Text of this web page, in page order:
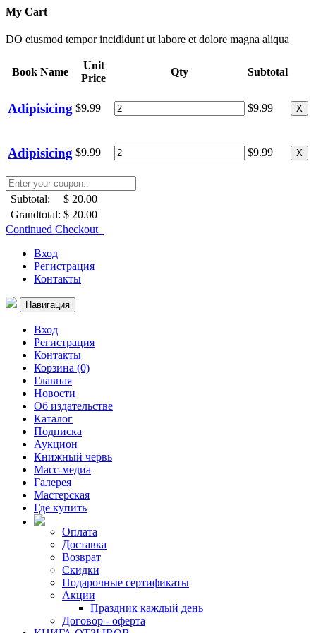
My Cart
DO eiusmod tempor incididunt ut labore et dolore magna aliqua
Book Name
Unit
Price
Qty Subtotal
Adipisicing $9.99 $9.99 X
Adipisicing $9.99 $9.99 X
Subtotal:
$ 20.00
Grandtotal: $ 20.00
Continued Checkout
Вход
Регистрация
Контакты
Навигация
Вход
Регистрация
Контакты
Корзина (0)
Главная
Новости
Об издательстве
Каталог
Подписка
Аукцион
Книжный червь
Масс-медиа
Галерея
Мастерская
Где купить
Оплата
Доставка
Возврат
Скидки
Подарочные сертификаты
Акции
Праздник каждый день
Договор - оферта